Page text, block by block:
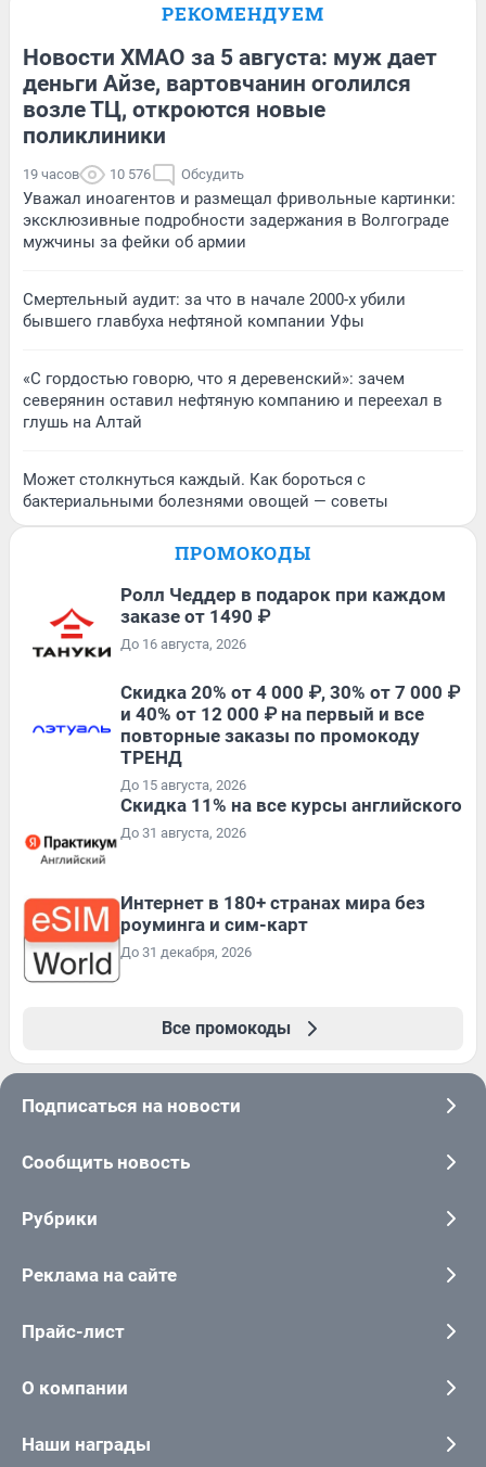
РЕКОМЕНДУЕМ
Новости ХМАО за 5 августа: муж дает
деньги Айзе, вартовчанин оголился
возле ТЦ, откроются новые
поликлиники
19 часов 10 576 Обсудить
Уважал иноагентов и размещал фривольные картинки:
эксклюзивные подробности задержания в Волгограде
мужчины за фейки об армии
Смертельный аудит: за что в начале 2000-х убили
бывшего главбуха нефтяной компании Уфы
«С гордостью говорю, что я деревенский»: зачем
северянин оставил нефтяную компанию и переехал в
глушь на Алтай
Может столкнуться каждый. Как бороться с
бактериальными болезнями овощей — советы
ПРОМОКОДЫ
Ролл Чеддер в подарок при каждом
заказе от 1490 ₽
До 16 августа, 2026
Скидка 20% от 4 000 ₽, 30% от 7 000 ₽
и 40% от 12 000 ₽ на первый и все
повторные заказы по промокоду
ТРЕНД
До 15 августа, 2026
Скидка 11% на все курсы английского
До 31 августа, 2026
Интернет в 180+ странах мира без
роуминга и сим-карт
До 31 декабря, 2026
Все промокоды
Подписаться на новости
Сообщить новость
Рубрики
Реклама на сайте
Прайс-лист
О компании
Наши награды